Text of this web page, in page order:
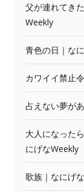
父が連れてき
Weekly
青色の日｜な
カワイイ禁止
占えない夢が
大人になった
にげなWeekly
歌族｜なにげ